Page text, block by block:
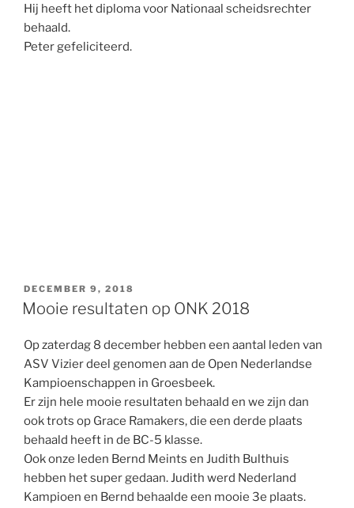
Hij heeft het diploma voor Nationaal scheidsrechter
behaald.
Peter gefeliciteerd.
GEPLAATST
OP
DECEMBER 9, 2018
Mooie resultaten op ONK 2018
Op zaterdag 8 december hebben een aantal leden van
ASV Vizier deel genomen aan de Open Nederlandse
Kampioenschappen in Groesbeek.
Er zijn hele mooie resultaten behaald en we zijn dan
ook trots op Grace Ramakers, die een derde plaats
behaald heeft in de BC-5 klasse.
Ook onze leden Bernd Meints en Judith Bulthuis
hebben het super gedaan. Judith werd Nederland
Kampioen en Bernd behaalde een mooie 3e plaats.